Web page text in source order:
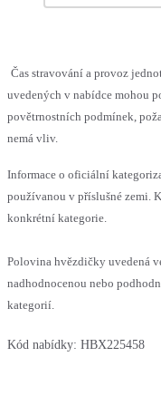
Čas stravování a provoz
uvedených v nabídce mohou
povětrnostních podmínek,
nemá vliv.
Informace o oficiální
používanou v příslušné zemi.
konkrétní kategorie.
Polovina hvězdičky uvedená
nadhodnocenou nebo
kategorií.
Kód nabídky: HBX225458